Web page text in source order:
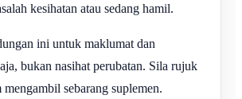
kesihatan atau sedang hamil.
ini untuk maklumat dan
bukan nasihat perubatan. Sila rujuk
sebarang suplemen.